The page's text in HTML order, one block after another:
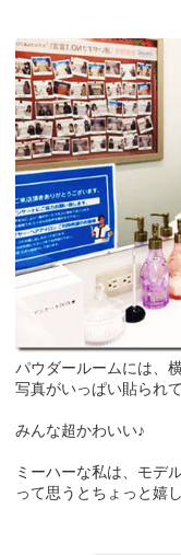
パウダールームには、
写真がいっぱい貼られて
みんな超かわいい♪
ミーハーな私は、モデ
って思うとちょっと嬉